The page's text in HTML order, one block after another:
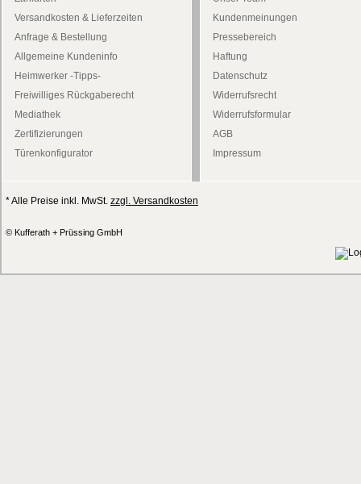
Versandkosten & Lieferzeiten
Anfrage & Bestellung
Allgemeine Kundeninfo
Heimwerker -Tipps-
Freiwilliges Rückgaberecht
Mediathek
Zertifizierungen
Türenkonfigurator
Kundenmeinungen
Pressebereich
Haftung
Datenschutz
Widerrufsrecht
Widerrufsformular
AGB
Impressum
* Alle Preise inkl. MwSt. zzgl. Versandkosten
© Kufferath + Prüssing GmbH